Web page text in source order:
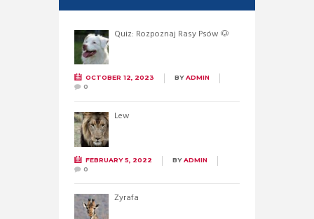
Quiz: Rozpoznaj Rasy Psów 🐶
OCTOBER 12, 2023 BYADMIN
0
Lew
FEBRUARY 5, 2022 BYADMIN
0
Żyrafa